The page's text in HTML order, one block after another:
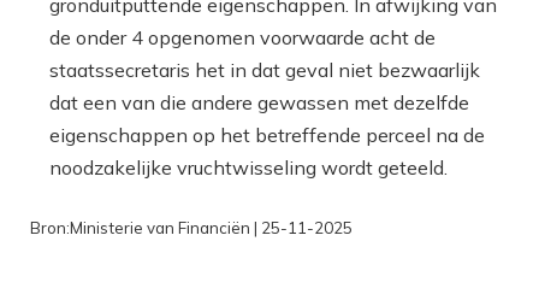
de onder 4 opgenomen voorwaarde acht de
staatssecretaris het in dat geval niet bezwaarlijk
dat een van die andere gewassen met dezelfde
eigenschappen op het betreffende perceel na de
noodzakelijke vruchtwisseling wordt geteeld.
Bron:Ministerie van Financiën | 25-11-2025